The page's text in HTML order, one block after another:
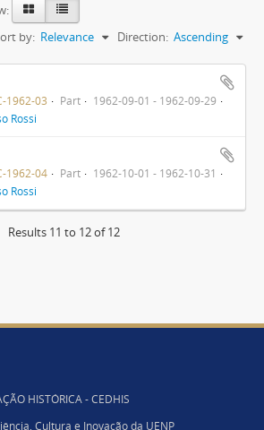
by: Relevance Direction: Ascending
1962-03 Part
1962-09-01 - 1962-09-29
Rossi
1962-04 Part
1962-10-01 - 1962-10-31
Rossi
Results 11 to 12 of 12
HISTÓRICA - CEDHIS
Cultura e Inovação da UENP